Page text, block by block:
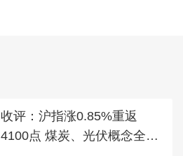
收评：沪指涨0.85%重返
4100点 煤炭、光伏概念全线